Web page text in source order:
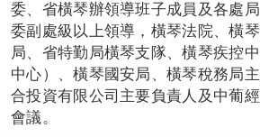
委、省橫琴辦領導班子成員及各處
委副處級以上領導，橫琴法院、橫
局、省特勤局橫琴支隊、橫琴疾控
中心）、橫琴國安局、橫琴稅務局
合投資有限公司主要負責人及中葡
會議。